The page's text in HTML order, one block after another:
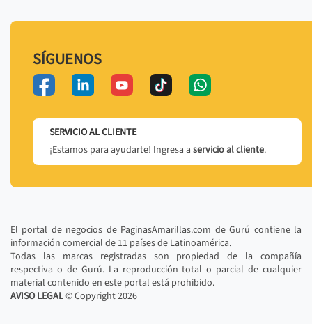
SÍGUENOS
SERVICIO AL CLIENTE
¡Estamos para ayudarte! Ingresa a servicio al cliente.
El portal de negocios de PaginasAmarillas.com de Gurú contiene la
información comercial de 11 países de Latinoamérica.
Todas las marcas registradas son propiedad de la compañía
respectiva o de Gurú. La reproducción total o parcial de cualquier
material contenido en este portal está prohibido.
AVISO LEGAL© Copyright2026